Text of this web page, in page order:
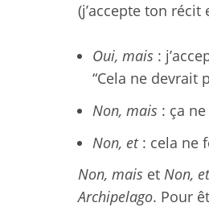
(j’accepte ton
Oui, mais :
“Cela ne devrait
Non, mais : ça
Non, et: cela ne
Non, mais et Non, et
Archipelago. Pour